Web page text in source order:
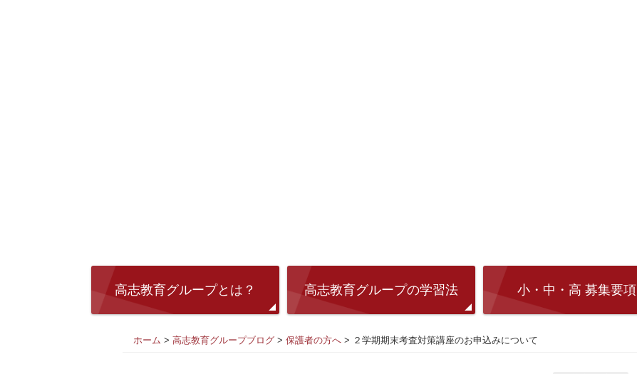
高志教育グループとは？ 高志教育グループの学習法 小・中・高 募集要項
ホーム > 高志教育グループブログ > 保護者の方へ > ２学期期末考査対策講座のお申込みについて